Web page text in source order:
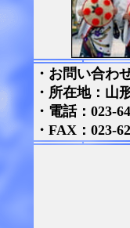
・お問い合わ
・所在地：山
・電話：023-
・FAX：023-